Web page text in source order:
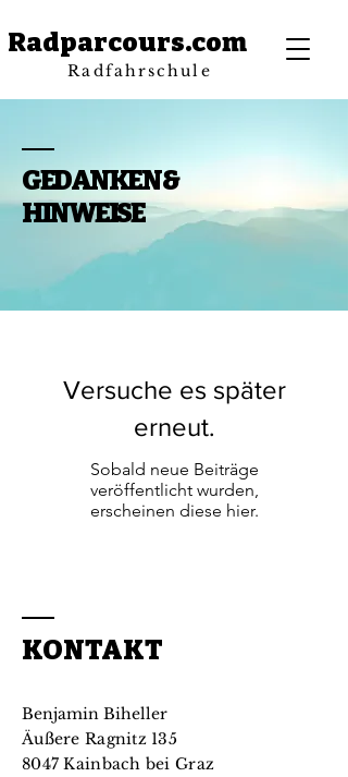
Radparcours.com
Radfahrschule
GEDANKEN &
HINWEISE
Versuche es später
erneut.
Sobald neue Beiträge
veröffentlicht wurden,
erscheinen diese hier.
KONTAKT
Benjamin Biheller
Äußere Ragnitz 135
8047 Kainbach bei Graz